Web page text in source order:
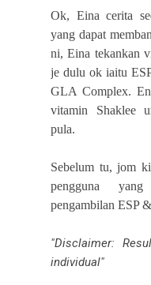
Ok, Eina cerita
yang dapat
ni, Eina tekankan
je dulu ok iaitu
GLA Complex.
vitamin Shaklee
pula.
Sebelum tu, jom
pengguna
pengambilan ESP
"Disclaimer:
individual"